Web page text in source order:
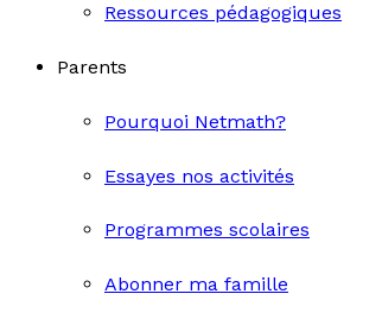
Ressources pédagogiques
Parents
Pourquoi Netmath?
Essayes nos activités
Programmes scolaires
Abonner ma famille